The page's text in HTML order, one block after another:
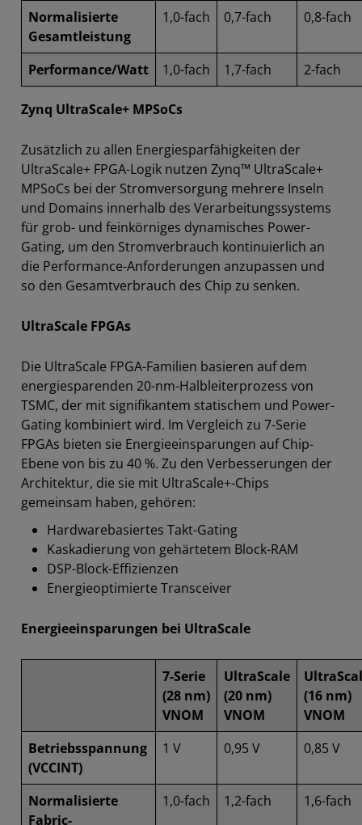
Normalisierte
Gesamtleistung
1,0-fach 0,7-fach 0,8-fach
Performance/Watt 1,0-fach 1,7-fach 2-fach
Zynq UltraScale+ MPSoCs
Zusätzlich zu allen Energiesparfähigkeiten der
UltraScale+ FPGA-Logik nutzen Zynq™ UltraScale+
MPSoCs bei der Stromversorgung mehrere Inseln
und Domains innerhalb des Verarbeitungssystems
für grob- und feinkörniges dynamisches Power-
Gating, um den Stromverbrauch kontinuierlich an
die Performance-Anforderungen anzupassen und
so den Gesamtverbrauch des Chip zu senken.
UltraScale FPGAs
Die UltraScale FPGA-Familien basieren auf dem
energiesparenden 20-nm-Halbleiterprozess von
TSMC, der mit signifikantem statischem und Power-
Gating kombiniert wird. Im Vergleich zu 7-Serie
FPGAs bieten sie Energieeinsparungen auf Chip-
Ebene von bis zu 40 %. Zu den Verbesserungen der
Architektur, die sie mit UltraScale+-Chips
gemeinsam haben, gehören:
Hardwarebasiertes Takt-Gating
Kaskadierung von gehärtetem Block-RAM
DSP-Block-Effizienzen
Energieoptimierte Transceiver
Energieeinsparungen bei UltraScale
7-Serie
(28 nm)
VNOM
UltraScale
(20 nm)
VNOM
(16 nm)
VNOM
Betriebsspannung
(VCCINT)
1 V 0,95 V 0,85 V
Normalisierte
Fabric-
1,0-fach 1,2-fach 1,6-fach